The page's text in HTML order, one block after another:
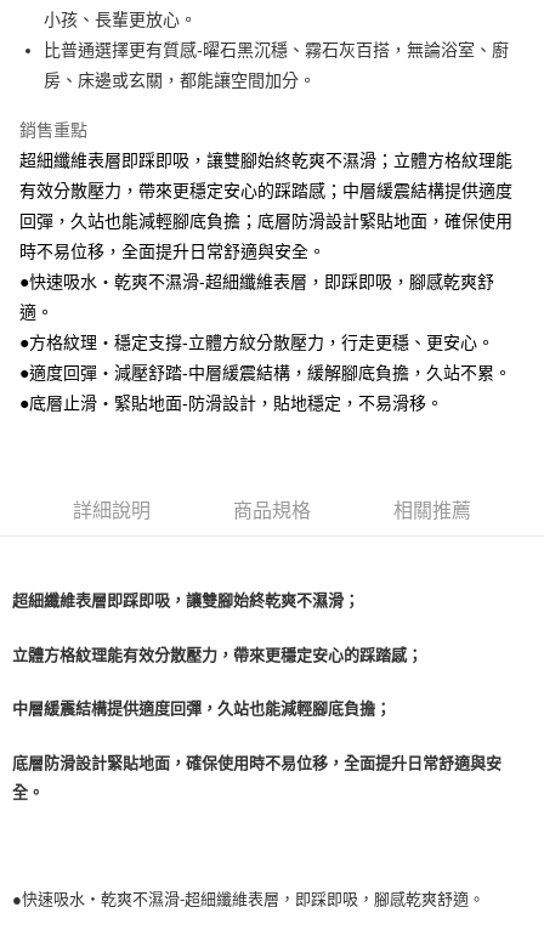
相關說明
【關於「AFTEE先享後付」】
AFTEE先享後付是「在收到商品之後才付款」的支付方式。 讓您購物簡單
便利好安心！
２．便利：只要手機號碼，簡訊認證，即可結帳。
【「AFTEE先享後付」結帳流程】
１．於結帳方式選擇「AFTEE先享後付」後，將跳轉至「AFTEE先享後付」
結帳頁面，進行簡訊認證並確認金額後，即可完成結帳。
２．訂單成立數日內，您將收到繳費通知簡訊。
３．收到繳費通知簡訊後14天內，點擊此簡訊中的連結，可透過四大超商／
ATM／網路銀行／等多元方式進行付款，方視為交易完成。
※ 請注意：結帳手續完成當下不需立刻繳費，但若您需要取消訂單，請聯絡
購買商品的店家。未經商家同意取消之訂單仍視為有效，需透過AFTEE先享
後付繳納相關費用。
是否繳費成功／繳費後需取消欲退款等相關疑問，請聯繫「AFTEE先享後付
１．透過由恩沛科技股份有限公司提供之「AFTEE先享後付」服務完成之交
易，需依本服務之必要範圍內提供個人資料，並將交易相關給付款項請求債
３．未成年的使用者請事先徵得法定代理人或監護人之同意方可使用
任。
請求用戶進行身份認證。
恩沛科技股份有限公司將有權停止該用戶之使用額度並採取法律行動。
ATM付款
運送方式
全家取貨付款
每筆NT$60，滿NT$1,000(含以上)免運費
萊爾富取貨付款
每筆NT$60，滿NT$1,000(含以上)免運費
7-11取貨付款
黑貓貨到付款
小孩、長輩更放心。
比普通選擇更有質感-曜石黑沉穩、霧石灰百搭，無論浴室、廚
房、床邊或玄關，都能讓空間加分。
銷售重點
超細纖維表層即踩即吸，讓雙腳始終乾爽不濕滑；立體方格紋理能
有效分散壓力，帶來更穩定安心的踩踏感；中層緩震結構提供適度
回彈，久站也能減輕腳底負擔；底層防滑設計緊貼地面，確保使用
時不易位移，全面提升日常舒適與安全。
●快速吸水・乾爽不濕滑-超細纖維表層，即踩即吸，腳感乾爽舒
適。
●方格紋理・穩定支撐-立體方紋分散壓力，行走更穩、更安心。
●適度回彈・減壓舒踏-中層緩震結構，緩解腳底負擔，久站不累。
●底層止滑・緊貼地面-防滑設計，貼地穩定，不易滑移。
詳細說明 商品規格 相關推薦
超細纖維表層即踩即吸，讓雙腳始終乾爽不濕滑；
立體方格紋理能有效分散壓力，帶來更穩定安心的踩踏感；
中層緩震結構提供適度回彈，久站也能減輕腳底負擔；
底層防滑設計緊貼地面，確保使用時不易位移，全面提升日常舒適與安
全。
●快速吸水・乾爽不濕滑-超細纖維表層，即踩即吸，腳感乾爽舒適。